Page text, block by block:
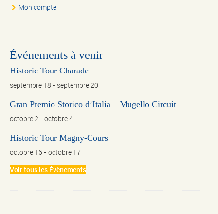
Mon compte
Événements à venir
Historic Tour Charade
septembre 18 - septembre 20
Gran Premio Storico d’Italia – Mugello Circuit
octobre 2 - octobre 4
Historic Tour Magny-Cours
octobre 16 - octobre 17
Voir tous les Évènements